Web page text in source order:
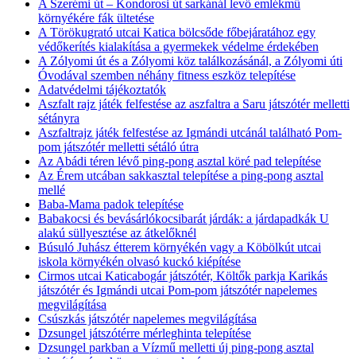
A Szerémi út – Kondorosi út sarkánál levő emlékmű
környékére fák ültetése
A Törökugrató utcai Katica bölcsőde főbejáratához egy
védőkerítés kialakítása a gyermekek védelme érdekében
A Zólyomi út és a Zólyomi köz találkozásánál, a Zólyomi úti
Óvodával szemben néhány fitness eszköz telepítése
Adatvédelmi tájékoztatók
Aszfalt rajz játék felfestése az aszfaltra a Saru játszótér melletti
sétányra
Aszfaltrajz játék felfestése az Igmándi utcánál található Pom-
pom játszótér melletti sétáló útra
Az Abádi téren lévő ping-pong asztal köré pad telepítése
Az Érem utcában sakkasztal telepítése a ping-pong asztal
mellé
Baba-Mama padok telepítése
Babakocsi és bevásárlókocsibarát járdák: a járdapadkák U
alakú süllyesztése az átkelőknél
Búsuló Juhász étterem környékén vagy a Köbölkút utcai
iskola környékén olvasó kuckó kiépítése
Cirmos utcai Katicabogár játszótér, Költők parkja Karikás
játszótér és Igmándi utcai Pom-pom játszótér napelemes
megvilágítása
Csúszkás játszótér napelemes megvilágítása
Dzsungel játszótérre mérleghinta telepítése
Dzsungel parkban a Vízmű melletti új ping-pong asztal